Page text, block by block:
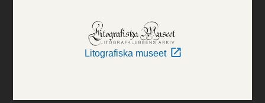
Litografiska museet